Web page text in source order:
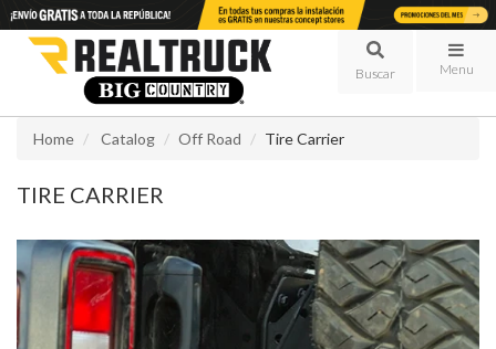
Menu
Home Catalog Off Road Tire Carrier
TIRE CARRIER